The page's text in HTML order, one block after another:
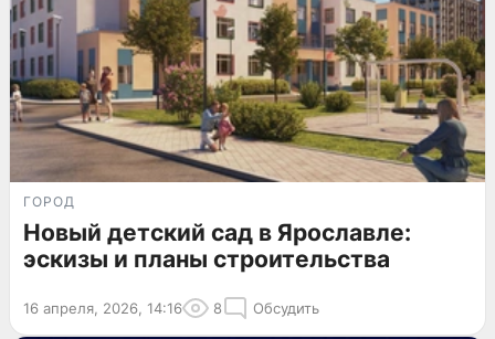
ГОРОД
Новый детский сад в Ярославле:
эскизы и планы строительства
16 апреля, 2026, 14:16 8 Обсудить